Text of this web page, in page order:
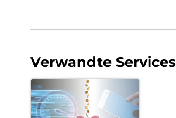
Verwandte Services